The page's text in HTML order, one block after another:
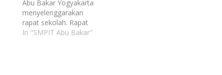
Abu Bakar Yogyakarta
yaitu: Muhammad
Azmi Fadhil dan…
Abu Bakar Yogyakarta
menyelenggarakan
rapat sekolah. Rapat
ini dihadiri oleh seluruh
In "SMPIT Abu Bakar"